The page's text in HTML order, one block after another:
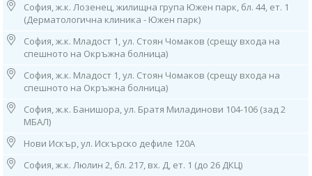
• Краставица;
• Лук, праз лук;
• Спанак;
• Картоф;
• Пипер (зелен,червен и жълт);
• Червено цвекло;
• Ябълка, Круша;
София, ж.к. Лозенец, жилищна група Южен парк, бл. 44, ет. 1
(Дерматологична клиника - Южен парк)
София, ж.к. Младост 1, ул. Стоян Чомаков (срещу входа на
спешното на Окръжна болница)
София, ж.к. Младост 1, ул. Стоян Чомаков (срещу входа на
спешното на Окръжна болница)
София, ж.к. Банишора, ул. Братя Миладинови 104-106 (зад 2
МБАЛ)
Нови Искър, ул. Искърско дефиле 120А
София, ж.к. Люлин 2, бл. 217, вх. Д, ет. 1 (до 26 ДКЦ)